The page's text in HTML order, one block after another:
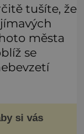
tušíte, že
města
se
si vás